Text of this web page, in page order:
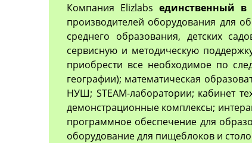
Компания Elizlabs единственный в
производителей оборудования для
среднего образования, детских
сервисную и методическую
приобрести все необходимое по
географии); математическая
НУШ; STEAM-лаборатории; кабинет
демонстрационные комплексы;
программное обеспечение для
оборудование для пищеблоков и